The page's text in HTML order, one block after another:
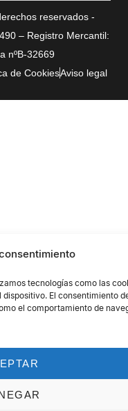
tecnologías como las
El consentimiento
el comportamiento de
reservados -
– Registro Mercantil:
nºB-32669
de CookiesAviso legal